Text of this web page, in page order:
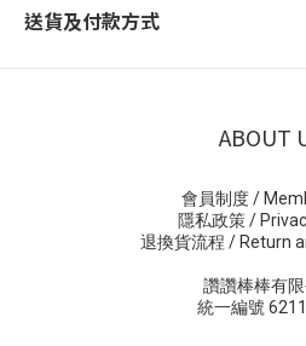
送貨及付款方式
ABOUT
會員制度 /
隱私政策 /
退換貨流程 / Return
讚讚棒棒有限
統一編號